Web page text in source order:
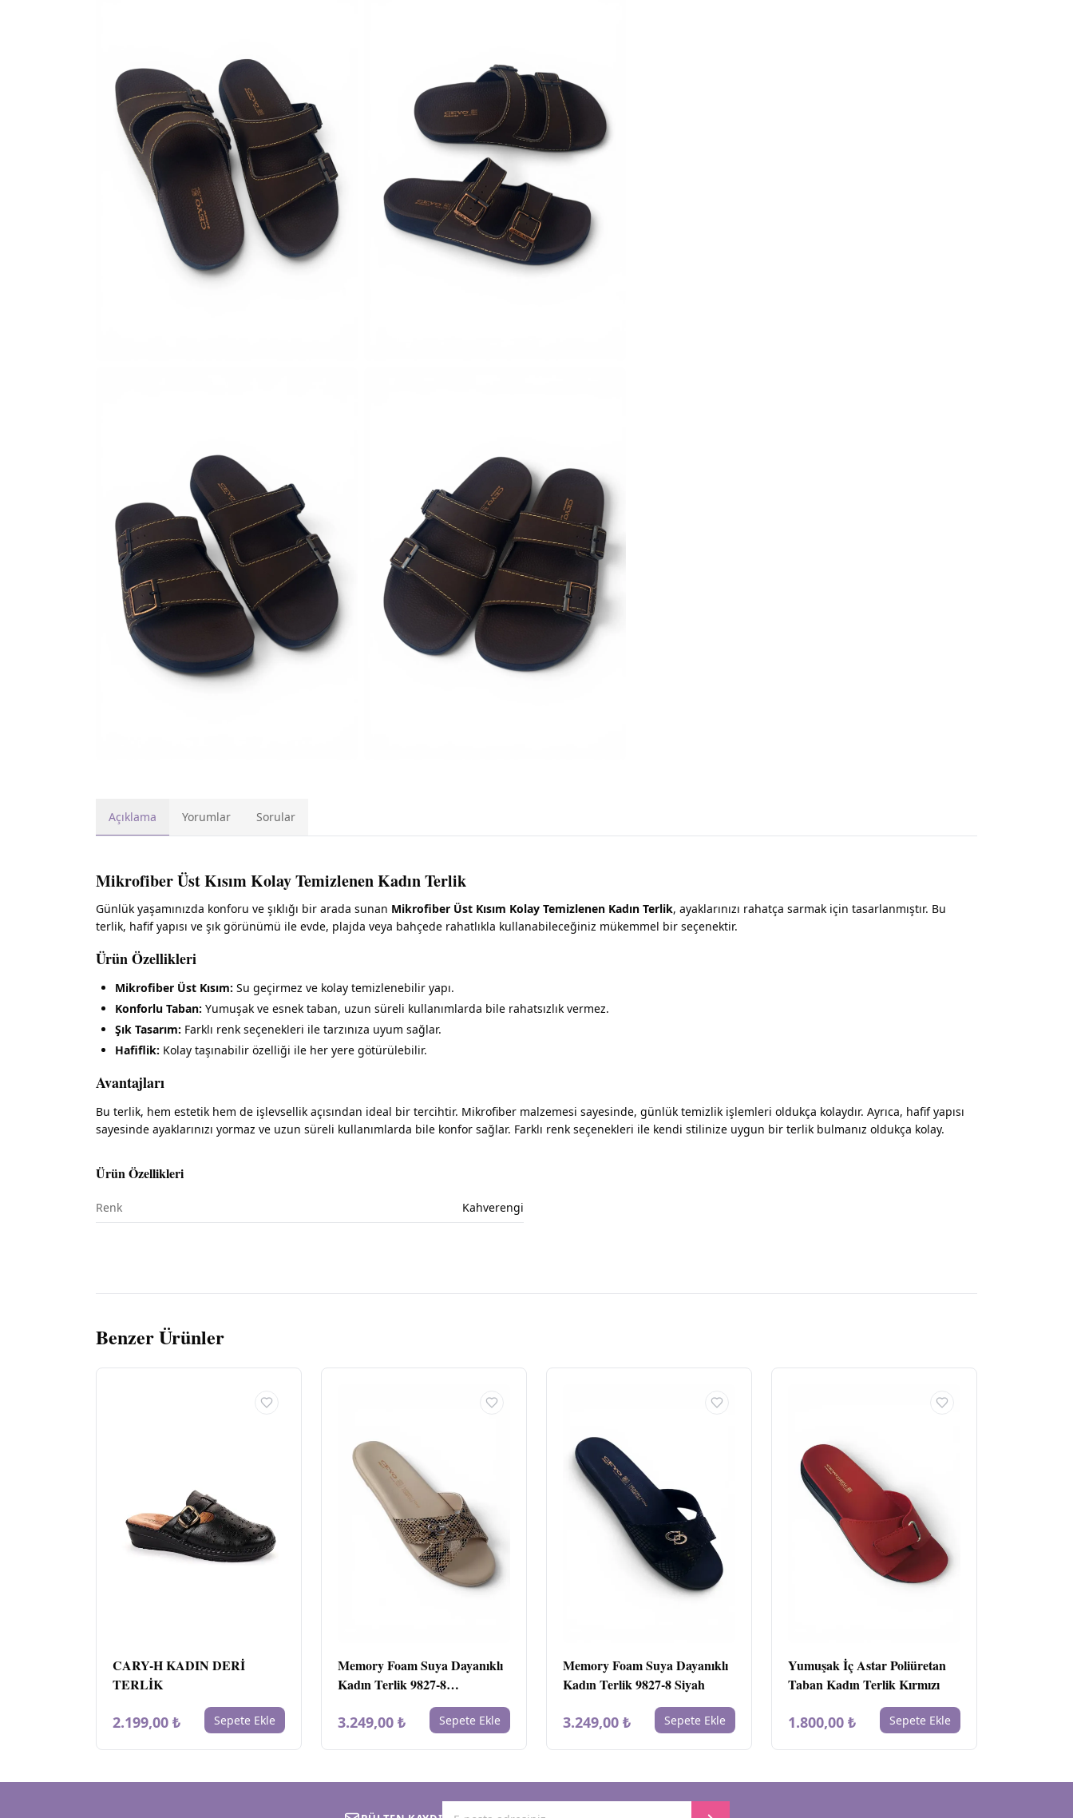
Açıklama Yorumlar Sorular
Mikrofiber Üst Kısım Kolay Temizlenen Kadın Terlik
Günlük yaşamınızda konforu ve şıklığı bir arada sunan Mikrofiber Üst Kısım Kolay Temizlenen Kadın Terlik, ayaklarınızı rahatça sarmak için tasarlanmıştır. Bu
terlik, hafif yapısı ve şık görünümü ile evde, plajda veya bahçede rahatlıkla kullanabileceğiniz mükemmel bir seçenektir.
Ürün Özellikleri
Mikrofiber Üst Kısım: Su geçirmez ve kolay temizlenebilir yapı.
Konforlu Taban: Yumuşak ve esnek taban, uzun süreli kullanımlarda bile rahatsızlık vermez.
Şık Tasarım: Farklı renk seçenekleri ile tarzınıza uyum sağlar.
Hafiflik: Kolay taşınabilir özelliği ile her yere götürülebilir.
Avantajları
Bu terlik, hem estetik hem de işlevsellik açısından ideal bir tercihtir. Mikrofiber malzemesi sayesinde, günlük temizlik işlemleri oldukça kolaydır. Ayrıca, hafif yapısı
sayesinde ayaklarınızı yormaz ve uzun süreli kullanımlarda bile konfor sağlar. Farklı renk seçenekleri ile kendi stilinize uygun bir terlik bulmanız oldukça kolay.
Ürün Özellikleri
Renk Kahverengi
Benzer Ürünler
CARY-H KADIN DERİ
TERLİK
2.199,00 ₺ Sepete Ekle
Memory Foam Suya Dayanıklı
Kadın Terlik 9827-8
3.249,00 ₺ Sepete Ekle
Memory Foam Suya Dayanıklı
Kadın Terlik 9827-8 Siyah
3.249,00 ₺ Sepete Ekle
Yumuşak İç Astar Poliüretan
Taban Kadın Terlik Kırmızı
1.800,00 ₺ Sepete Ekle